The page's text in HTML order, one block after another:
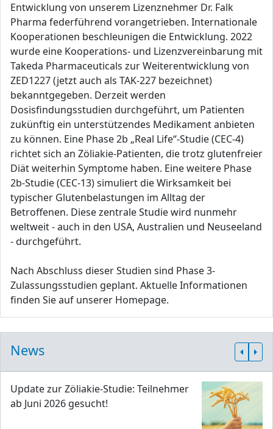
Entwicklung von unserem Lizenznehmer Dr. Falk
Pharma federführend vorangetrieben. Internationale
Kooperationen beschleunigen die Entwicklung. 2022
wurde eine Kooperations- und Lizenzvereinbarung mit
Takeda Pharmaceuticals zur Weiterentwicklung von
ZED1227 (jetzt auch als TAK-227 bezeichnet)
bekanntgegeben. Derzeit werden
Dosisfindungsstudien durchgeführt, um Patienten
zukünftig ein unterstützendes Medikament anbieten
zu können. Eine Phase 2b „Real Life“-Studie (CEC-4)
richtet sich an Zöliakie-Patienten, die trotz glutenfreier
Diät weiterhin Symptome haben. Eine weitere Phase
2b-Studie (CEC-13) simuliert die Wirksamkeit bei
typischer Glutenbelastungen im Alltag der
Betroffenen. Diese zentrale Studie wird nunmehr
weltweit - auch in den USA, Australien und Neuseeland
- durchgeführt.
Nach Abschluss dieser Studien sind Phase 3-
Zulassungsstudien geplant. Aktuelle Informationen
finden Sie auf unserer Homepage.
News
Update zur Zöliakie-Studie: Teilnehmer
ab Juni 2026 gesucht!